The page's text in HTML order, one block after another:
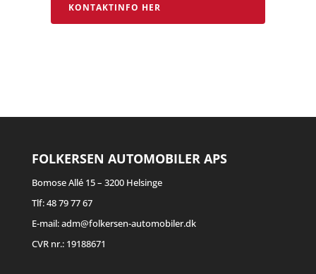
KONTAKTINFO HER
FOLKERSEN AUTOMOBILER APS
Bomose Allé 15 – 3200 Helsinge
Tlf: 48 79 77 67
E-mail: adm@folkersen-automobiler.dk
CVR nr.: 19188671